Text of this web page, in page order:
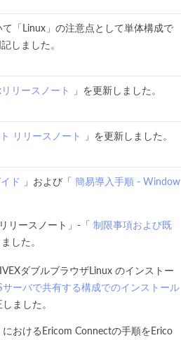
「Linux」の注意点として単体構成で
しました。
リースノート 」を更新しました。
リリースノート 」を更新しました。
ド 」および「 簡易導入手順 - Window
リースノート」-「 制限事項および既
した。
ダブルブラウザLinux のインストー
ーバで共有する構成でのインストール
ました。
おけるEricom Connectの手順をErico